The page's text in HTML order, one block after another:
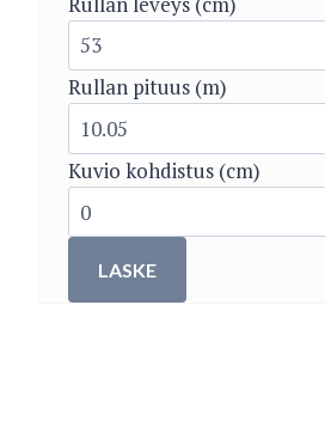
Rullan pituus (m)
Kuvio kohdistus (cm)
LASKE